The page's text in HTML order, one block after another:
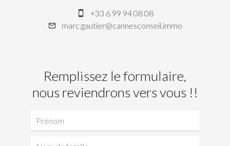
+33 6 99 94 08 08
marc.gautier@cannesconseil.immo
Remplissez le formulaire,
nous reviendrons vers vous !!